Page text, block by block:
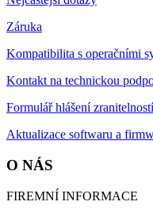
Záruka
Kompatibilita s operačními
Kontakt na technickou
Formulář hlášení zranitelností
Aktualizace softwaru a
O NÁS
FIREMNÍ INFORMACE